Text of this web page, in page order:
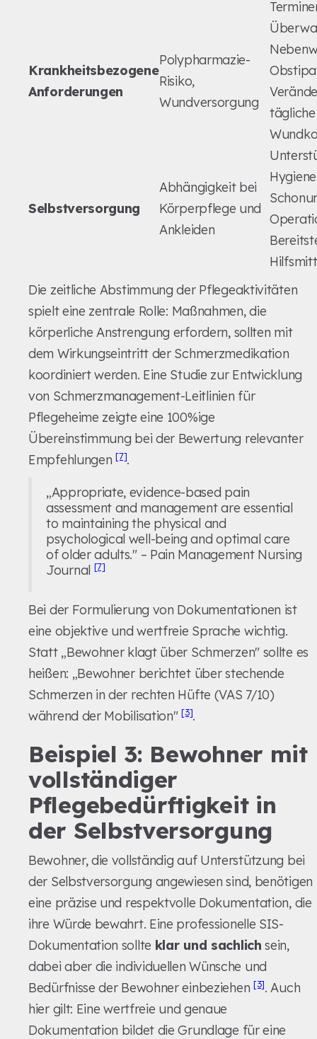
Krankheitsbezogene
Anforderungen
Polypharmazie-
Risiko,
Wundversorgung
tägliche
Selbstversorgung
Abhängigkeit bei
Körperpflege und
Ankleiden
Die zeitliche Abstimmung der Pflegeaktivitäten
spielt eine zentrale Rolle: Maßnahmen, die
körperliche Anstrengung erfordern, sollten mit
dem Wirkungseintritt der Schmerzmedikation
koordiniert werden. Eine Studie zur Entwicklung
von Schmerzmanagement-Leitlinien für
Pflegeheime zeigte eine 100%ige
Übereinstimmung bei der Bewertung relevanter
Empfehlungen[7].
„Appropriate, evidence-based pain
assessment and management are essential
to maintaining the physical and
psychological well-being and optimal care
of older adults." – Pain Management Nursing
Journal [7]
Bei der Formulierung von Dokumentationen ist
eine objektive und wertfreie Sprache wichtig.
Statt „Bewohner klagt über Schmerzen" sollte es
heißen: „Bewohner berichtet über stechende
Schmerzen in der rechten Hüfte (VAS 7/10)
während der Mobilisation"[3].
Beispiel 3: Bewohner mit
vollständiger
Pflegebedürftigkeit in
der Selbstversorgung
Bewohner, die vollständig auf Unterstützung bei
der Selbstversorgung angewiesen sind, benötigen
eine präzise und respektvolle Dokumentation, die
ihre Würde bewahrt. Eine professionelle SIS-
Dokumentation sollte klar und sachlich sein,
dabei aber die individuellen Wünsche und
Bedürfnisse der Bewohner einbeziehen [3]. Auch
hier gilt: Eine wertfreie und genaue
Dokumentation bildet die Grundlage für eine